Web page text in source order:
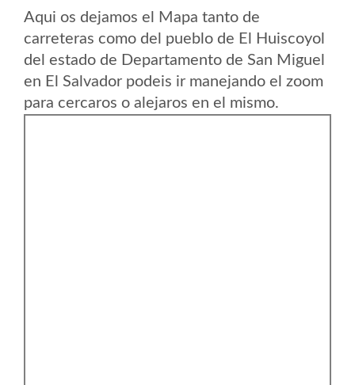
Aqui os dejamos el Mapa tanto de
carreteras como del pueblo de El Huiscoyol
del estado de Departamento de San Miguel
en El Salvador podeis ir manejando el zoom
para cercaros o alejaros en el mismo.